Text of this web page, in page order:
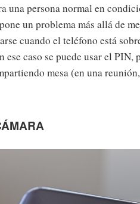
una persona normal en
un problema más allá de
cuando el teléfono está
caso se puede usar el PIN,
mesa (en una